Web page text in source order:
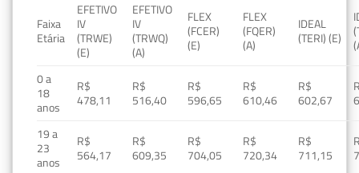
Faixa
Etária
EFETIVO
IV
(TRWE)
(E)
EFETIVO
IV
(TRWQ)
(A)
FLEX
(FCER)
(E)
FLEX
(FQER)
(A)
IDEAL
(TERI) (E)
0 a
18
anos
R$
478,11
R$
516,40
R$
596,65
R$
610,46
R$
602,67
19 a
23
anos
R$
564,17
R$
609,35
R$
704,05
R$
720,34
R$
711,15